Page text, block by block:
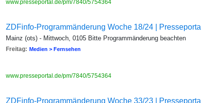
www.presseportal.de/pm/7840/5754364
ZDFinfo-Programmänderung Woche 18/24 | Presseporta
Mainz (ots) - Mittwoch, 0105 Bitte Programmänderung beachten
Freitag: Medien > Fernsehen
www.presseportal.de/pm/7840/5754364
ZDFinfo-Programmänderung Woche 33/23 | Presseporta